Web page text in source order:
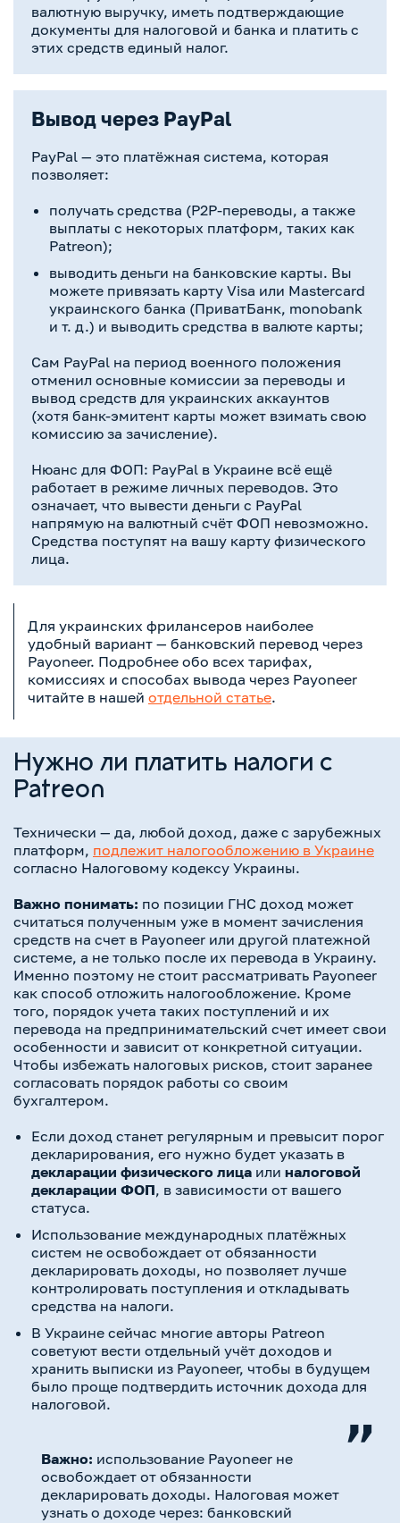
валютную выручку, иметь подтверждающие
документы для налоговой и банка и платить с
этих средств единый налог.
Вывод через PayPal
PayPal — это платёжная система, которая
позволяет:
получать средства (P2P-переводы, а также
выплаты с некоторых платформ, таких как
Patreon);
выводить деньги на банковские карты. Вы
можете привязать карту Visa или Mastercard
украинского банка (ПриватБанк, monobank
и т. д.) и выводить средства в валюте карты;
Сам PayPal на период военного положения
отменил основные комиссии за переводы и
вывод средств для украинских аккаунтов
(хотя банк-эмитент карты может взимать свою
комиссию за зачисление).
Нюанс для ФОП: PayPal в Украине всё ещё
работает в режиме личных переводов. Это
означает, что вывести деньги с PayPal
напрямую на валютный счёт ФОП невозможно.
Средства поступят на вашу карту физического
лица.
Для украинских фрилансеров наиболее
удобный вариант — банковский перевод через
Payoneer. Подробнее обо всех тарифах,
комиссиях и способах вывода через Payoneer
читайте в нашей отдельной статье.
Нужно ли платить налоги с
Patreon
Технически — да, любой доход, даже с зарубежных
платформ, подлежит налогообложению в Украине
согласно Налоговому кодексу Украины.
Важно понимать: по позиции ГНС доход может
считаться полученным уже в момент зачисления
средств на счет в Payoneer или другой платежной
системе, а не только после их перевода в Украину.
Именно поэтому не стоит рассматривать Payoneer
как способ отложить налогообложение. Кроме
того, порядок учета таких поступлений и их
перевода на предпринимательский счет имеет свои
особенности и зависит от конкретной ситуации.
Чтобы избежать налоговых рисков, стоит заранее
согласовать порядок работы со своим
бухгалтером.
Если доход станет регулярным и превысит порог
декларирования, его нужно будет указать в
декларации физического лица или налоговой
декларации ФОП, в зависимости от вашего
статуса.
Использование международных платёжных
систем не освобождает от обязанности
декларировать доходы, но позволяет лучше
контролировать поступления и откладывать
средства на налоги.
В Украине сейчас многие авторы Patreon
советуют вести отдельный учёт доходов и
хранить выписки из Payoneer, чтобы в будущем
было проще подтвердить источник дохода для
налоговой.
Важно: использование Payoneer не
освобождает от обязанности
декларировать доходы. Налоговая может
узнать о доходе через: банковский